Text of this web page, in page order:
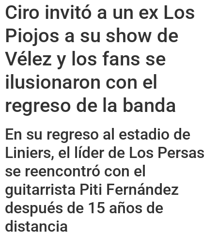
Ciro invitó a un ex Los
Piojos a su show de
Vélez y los fans se
ilusionaron con el
regreso de la banda
En su regreso al estadio de
Liniers, el líder de Los Persas
se reencontró con el
guitarrista Piti Fernández
después de 15 años de
distancia